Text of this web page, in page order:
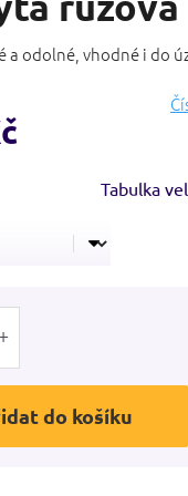
a odolné, vhodné i do
Tabulka
do košíku